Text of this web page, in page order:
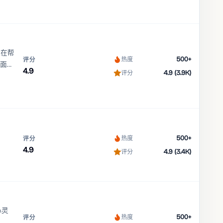
帮
以
评分
4.9
热度 500+
评分 4.9 (3.9K)
评分
4.9
热度 500+
评分 4.9 (3.4K)
评分 热度 500+